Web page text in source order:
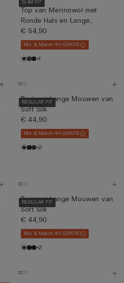
SLIM FIT
Top van Merinowol met
Ronde Hals en Lange
Mouwen
€ 54,90
Mix & Match 4+1 GRATIS
+1
REGULAR FIT
Trui met Lange Mouwen van
Soft Silk
€ 44,90
Mix & Match 4+1 GRATIS
+2
REGULAR FIT
Trui met Lange Mouwen van
Soft Silk
€ 44,90
Mix & Match 4+1 GRATIS
+2